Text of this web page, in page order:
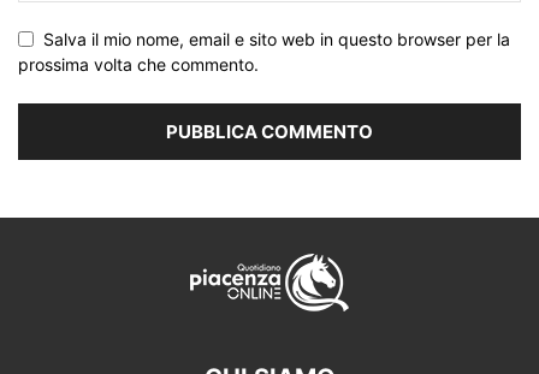
Salva il mio nome, email e sito web in questo browser per la
prossima volta che commento.